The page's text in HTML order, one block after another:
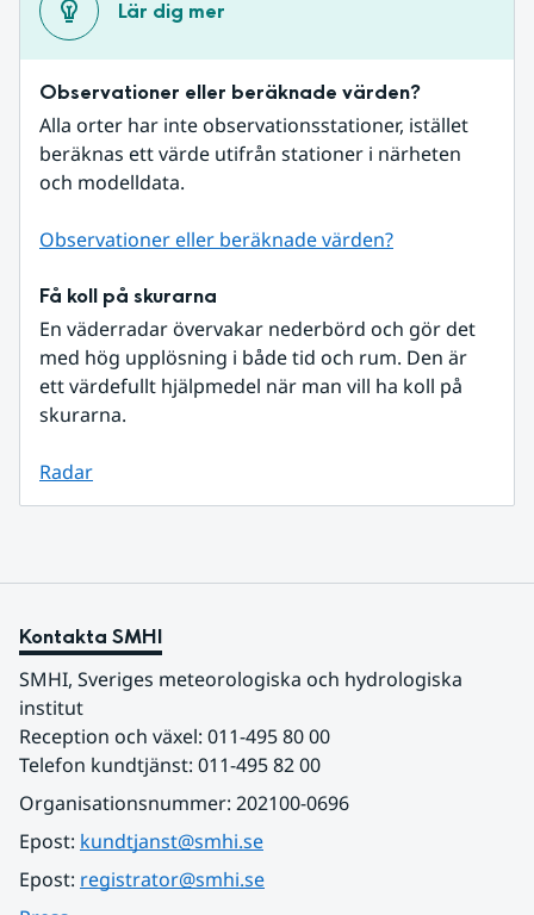
Lär dig mer
Observationer eller beräknade värden?
Alla orter har inte observationsstationer, istället
beräknas ett värde utifrån stationer i närheten
och modelldata.
Observationer eller beräknade värden?
Få koll på skurarna
En väderradar övervakar nederbörd och gör det
med hög upplösning i både tid och rum. Den är
ett värdefullt hjälpmedel när man vill ha koll på
skurarna.
Radar
Kontakta SMHI
SMHI, Sveriges meteorologiska och hydrologiska
institut
Reception och växel: 011-495 80 00
Telefon kundtjänst: 011-495 82 00
Organisationsnummer: 202100-0696
Epost: kundtjanst@smhi.se
Epost: registrator@smhi.se